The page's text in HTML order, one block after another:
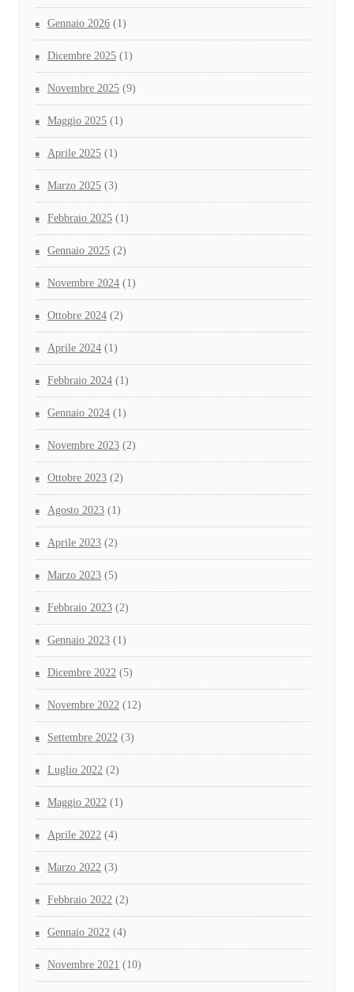
Gennaio 2026 (1)
Dicembre 2025 (1)
Novembre 2025 (9)
Maggio 2025 (1)
Aprile 2025 (1)
Marzo 2025 (3)
Febbraio 2025 (1)
Gennaio 2025 (2)
Novembre 2024 (1)
Ottobre 2024 (2)
Aprile 2024 (1)
Febbraio 2024 (1)
Gennaio 2024 (1)
Novembre 2023 (2)
Ottobre 2023 (2)
Agosto 2023 (1)
Aprile 2023 (2)
Marzo 2023 (5)
Febbraio 2023 (2)
Gennaio 2023 (1)
Dicembre 2022 (5)
Novembre 2022 (12)
Settembre 2022 (3)
Luglio 2022 (2)
Maggio 2022 (1)
Aprile 2022 (4)
Marzo 2022 (3)
Febbraio 2022 (2)
Gennaio 2022 (4)
Novembre 2021 (10)